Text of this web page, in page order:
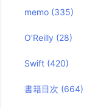
memo (335)
O’Reilly (28)
Swift (420)
書籍目次 (664)